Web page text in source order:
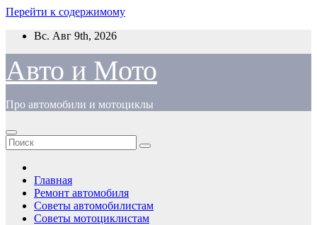
Перейти к содержимому
Вс. Авг 9th, 2026
Авто и Мото
Про автомобили и мотоциклы
Главная
Ремонт автомобиля
Советы автомобилистам
Советы мотоциклистам